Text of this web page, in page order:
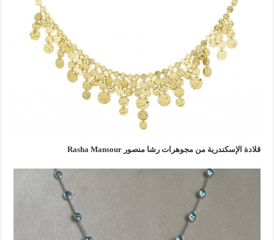
قلادة الإسكندرية من مجوهرات رشا منصور Rasha Mansour